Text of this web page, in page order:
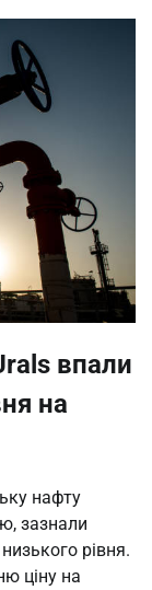
впали
на
нафту
зазнали
рівня.
ціну на